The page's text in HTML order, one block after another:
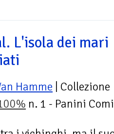
L'isola dei mari
Hamme | Collezione
n. 1 - Panini